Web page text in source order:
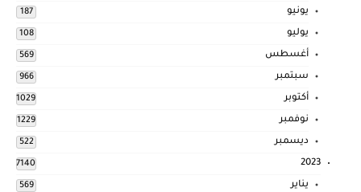
يونيو 187
يوليو 108
أغسطس 569
سبتمبر 966
أكتوبر 1029
نوفمبر 1229
ديسمبر 522
2023
7140
يناير 569